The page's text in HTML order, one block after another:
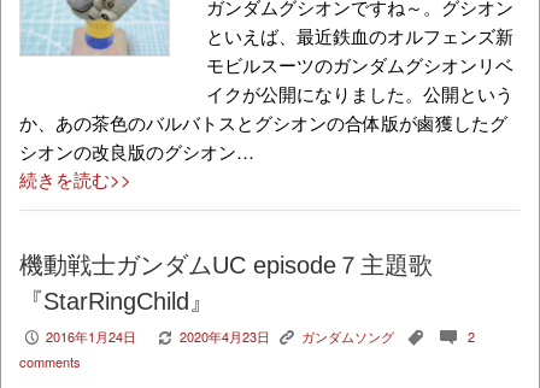
ガンダムグシオンですね～。グシオン
といえば、最近鉄血のオルフェンズ新
モビルスーツのガンダムグシオンリベ
イクが公開になりました。公開という
か、あの茶色のバルバトスとグシオンの合体版が鹵獲したグ
シオンの改良版のグシオン…
続きを読む>>
機動戦士ガンダムUC episode７主題歌
『StarRingChild』
P 2016年1月24日 V 2020年4月23日 K ガンダムソング , c 2
comments